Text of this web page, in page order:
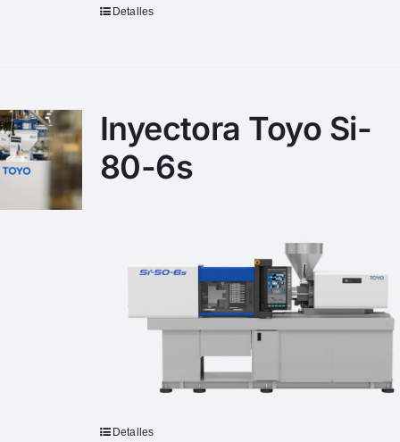
Detalles
Inyectora Toyo Si-
80-6s
Detalles